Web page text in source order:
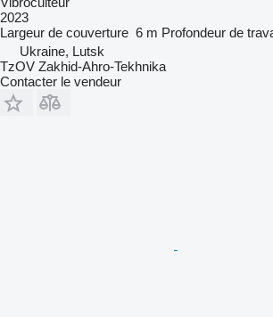
2023
Largeur de couverture 6 m Profondeur de
Ukraine, Lutsk
TzOV Zakhid-Ahro-Tekhnika
Contacter le vendeur